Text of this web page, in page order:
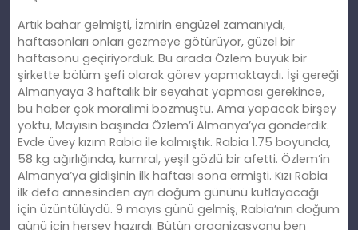
Artık bahar gelmişti, İzmirin engüzel zamanıydı,
haftasonları onları gezmeye götürüyor, güzel bir
haftasonu geçiriyorduk. Bu arada Özlem büyük bir
şirkette bölüm şefi olarak görev yapmaktaydı. İşi gereği
Almanyaya 3 haftalık bir seyahat yapması gerekince,
bu haber çok moralimi bozmuştu. Ama yapacak birşey
yoktu, Mayısın başında Özlem’i Almanya’ya gönderdik.
Evde üvey kızım Rabia ile kalmıştık. Rabia 1.75 boyunda,
58 kg ağırlığında, kumral, yeşil gözlü bir afetti. Özlem’in
Almanya’ya gidişinin ilk haftası sona ermişti. Kızı Rabia
ilk defa annesinden ayrı doğum gününü kutlayacağı
için üzüntülüydü. 9 mayıs günü gelmiş, Rabia’nın doğum
günü için herşey hazırdı. Bütün organizasyonu ben